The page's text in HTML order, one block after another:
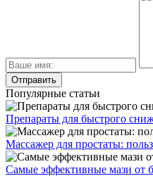
Популярные статьи
Препараты для быстрого
Массажер для простаты:
Самые эффективные мази от